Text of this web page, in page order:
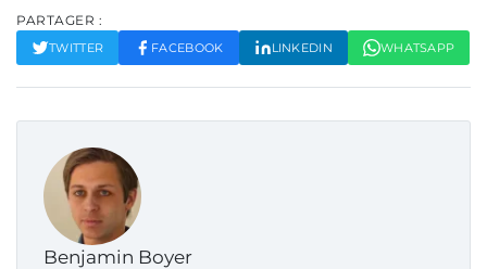
PARTAGER :
TWITTER FACEBOOK LINKEDIN WHATSAPP
Benjamin Boyer